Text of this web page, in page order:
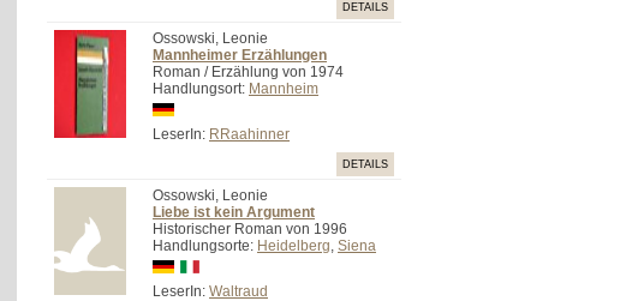
DETAILS
Ossowski, Leonie
Mannheimer Erzählungen
Roman / Erzählung von 1974
Handlungsort: Mannheim
LeserIn: RRaahinner
DETAILS
Ossowski, Leonie
Liebe ist kein Argument
Historischer Roman von 1996
Handlungsorte: Heidelberg, Siena
LeserIn: Waltraud